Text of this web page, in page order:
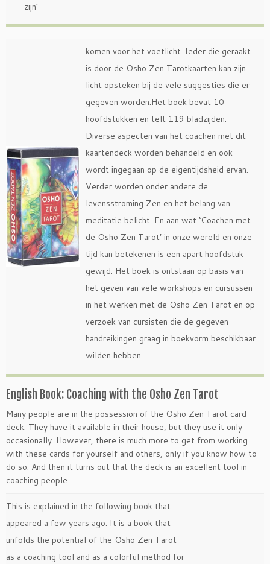
zijn’
komen voor het voetlicht. Ieder die geraakt
is door de Osho Zen Tarotkaarten kan zijn
licht opsteken bij de vele suggesties die er
gegeven worden.Het boek bevat 10
hoofdstukken en telt 119 bladzijden.
Diverse aspecten van het coachen met dit
kaartendeck worden behandeld en ook
wordt ingegaan op de eigentijdsheid ervan.
Verder worden onder andere de
levensstroming Zen en het belang van
meditatie belicht. En aan wat ‘Coachen met
de Osho Zen Tarot’ in onze wereld en onze
tijd kan betekenen is een apart hoofdstuk
gewijd. Het boek is ontstaan op basis van
het geven van vele workshops en cursussen
in het werken met de Osho Zen Tarot en op
verzoek van cursisten die de gegeven
handreikingen graag in boekvorm beschikbaar
wilden hebben.
English Book: Coaching with the Osho Zen Tarot
Many people are in the possession of the Osho Zen Tarot card
deck. They have it available in their house, but they use it only
occasionally. However, there is much more to get from working
with these cards for yourself and others, only if you know how to
do so. And then it turns out that the deck is an excellent tool in
coaching people.
This is explained in the following book that
appeared a few years ago. It is a book that
unfolds the potential of the Osho Zen Tarot
as a coaching tool and as a colorful method for